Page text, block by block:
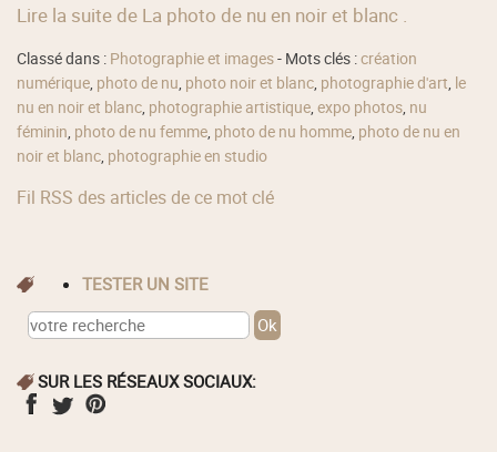
Lire la suite de La photo de nu en noir et blanc .
Classé dans : Photographie et images- Mots clés :création
numérique, photo de nu, photo noir et blanc, photographie d'art, le
nu en noir et blanc, photographie artistique,expo photos, nu
féminin, photo de nu femme, photo de nu homme, photo de nu en
noir et blanc, photographie en studio
Fil RSS des articles de ce mot clé
TESTER UN SITE
SUR LES RÉSEAUX SOCIAUX: